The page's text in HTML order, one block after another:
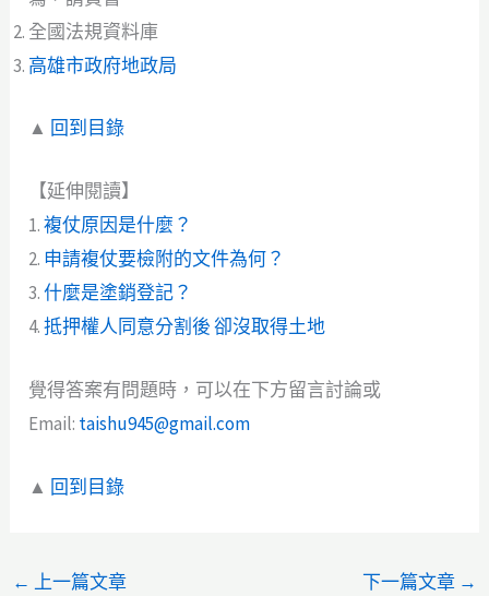
全國法規資料庫
高雄市政府地政局
▲ 回到目錄
【延伸閱讀】
1.複仗原因是什麼？
2. 申請複仗要檢附的文件為何？
3.什麼是塗銷登記？
4.抵押權人同意分割後 卻沒取得土地
覺得答案有問題時，可以在下方留言討論或
Email: taishu945@gmail.com
▲ 回到目錄
← 上一篇文章 下一篇文章 →